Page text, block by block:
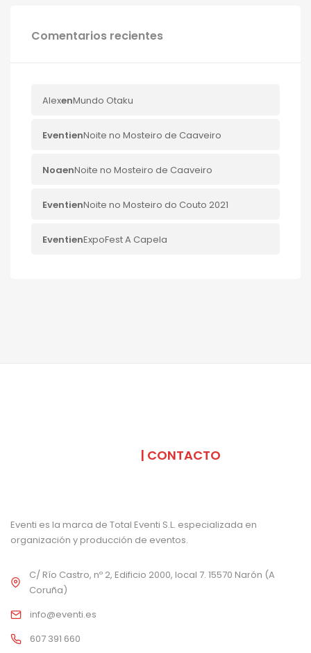
Comentarios recientes
AlexenMundo Otaku
EventienNoite no Mosteiro de Caaveiro
NoaenNoite no Mosteiro de Caaveiro
EventienNoite no Mosteiro do Couto 2021
EventienExpoFest A Capela
| CONTACTO
Eventi es la marca de Total Eventi S.L. especializada en
organización y producción de eventos.
C/ Río Castro, nº 2, Edificio 2000, local 7. 15570 Narón (A
Coruña)
info@eventi.es
607 391 660